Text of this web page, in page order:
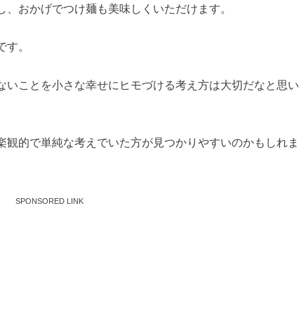
おかげでつけ麺も美味しくいただけます。
。
いことを小さな幸せにヒモづける考え方は大切だなと思い
的で単純な考えでいた方が見つかりやすいのかもしれま
SPONSORED LINK